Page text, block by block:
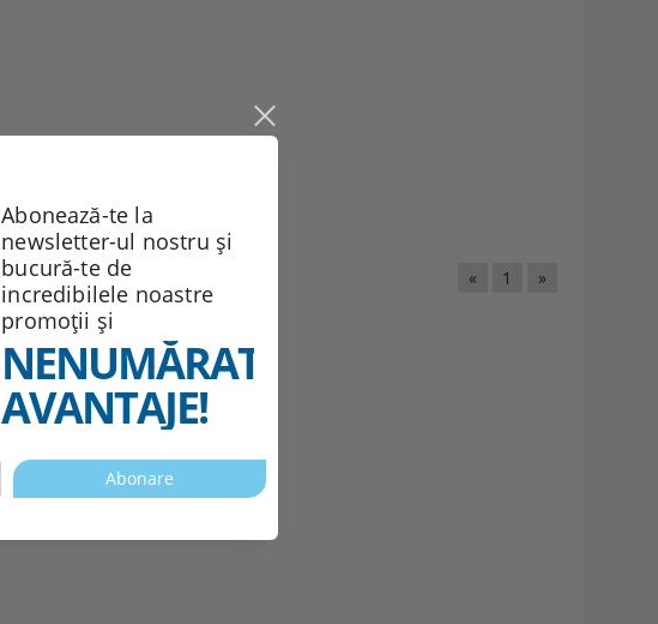
« 1 »
Abonează-te la
newsletter-ul nostru și
bucură-te de
incredibilele noastre
promoții și
NENUMĂRATELE
AVANTAJE!